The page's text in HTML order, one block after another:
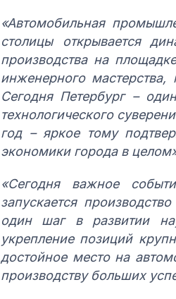
«Автомобильная
столицы открывается
производства на
инженерного
Сегодня Петербург –
технологического
год – яркое тому
экономики города в
«Сегодня важное
запускается
один шаг в развитии
укрепление позиций
достойное место на
производству больших